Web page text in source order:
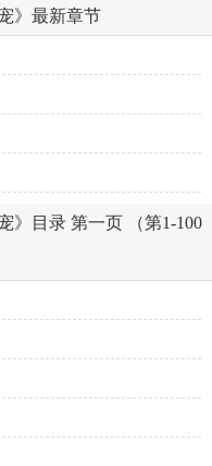
》最新章节
》目录 第一页 （第1-100